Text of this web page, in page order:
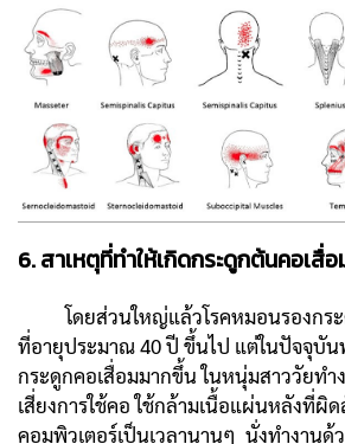
6. สาเหตุที่ทำให้เกิดกระดูกต้นคอเสื่
โดยส่วนใหญ่แล้วโรคหมอนรองกระ
ที่อายุประมาณ 40 ปี ขึ้นไป แต่ในปัจจุบัน
กระดูกคอเสื่อมมากขึ้น ในหนุ่มสาววัยทำ
เสี่ยงการใช้คอ ใช้กล้ามเนื้อแผ่นหลังที่ผิ
คอมพิวเตอร์เป็นเวลานานๆ นั่งทำงานด้